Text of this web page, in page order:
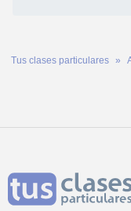
Tus clases particulares